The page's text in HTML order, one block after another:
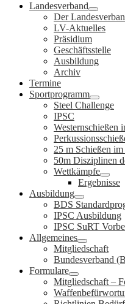
Landesverband
Der
LV-Aktuelles
Präsidium
Geschäftsstelle
Ausbildung
Archiv
Termine
Sportprogramm
Steel Challenge
IPSC
25 m Schießen
50m Disziplinen
Wettkämpfe
Ergebnisse
Ausbildung
BDS
IPSC Ausbildung
IPSC SuRT
Allgemeines
Mitgliedschaft
Bundesverband
Formulare
Mitgliedschaft –